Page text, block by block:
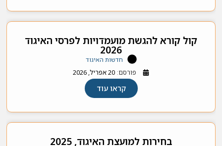
קול קורא להגשת מועמדויות לפרסי האיגוד
2026
חדשות האיגוד
פורסם: 20 אפריל, 2026
קראו עוד
בחירות למועצת האיגוד, 2025